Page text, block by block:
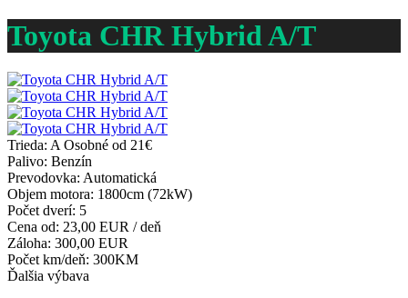
Toyota CHR Hybrid A/T
Trieda: A Osobné od 21€
Palivo: Benzín
Prevodovka: Automatická
Objem motora: 1800cm (72kW)
Počet dverí: 5
Cena od: 23,00 EUR / deň
Záloha: 300,00 EUR
Počet km/deň: 300KM
Ďalšia výbava